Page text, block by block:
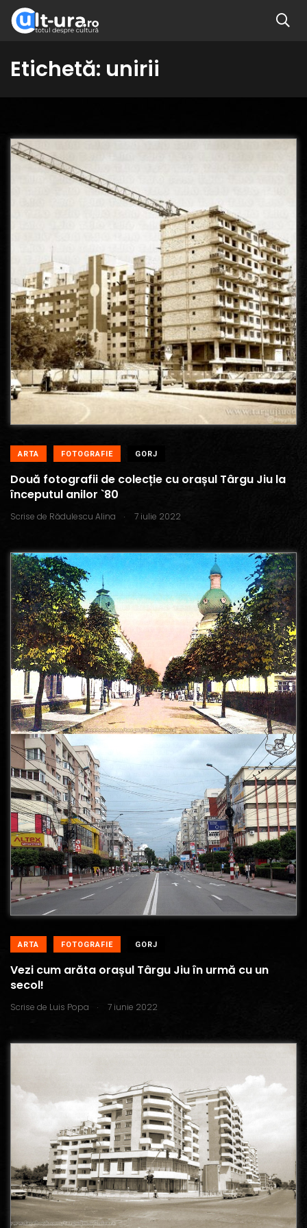
Etichetă: unirii
ARTA FOTOGRAFIE GORJ
Două fotografii de colecție cu orașul Târgu Jiu la
începutul anilor `80
Scrise de Rădulescu Alina . 7 iulie 2022
ARTA FOTOGRAFIE GORJ
Vezi cum arăta orașul Târgu Jiu în urmă cu un
secol!
Scrise de Luis Popa . 7 iunie 2022